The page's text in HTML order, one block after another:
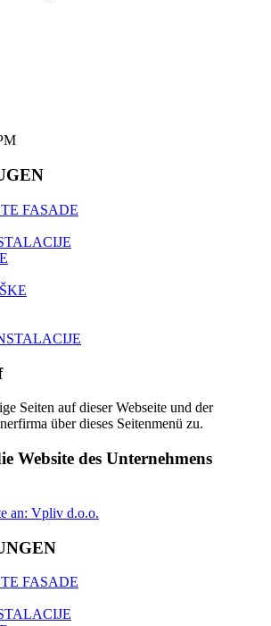
FASADE
Seiten auf dieser Webseite und der
über dieses Seitenmenü zu.
Website des Unternehmens
an: Vpliv d.o.o.
FASADE